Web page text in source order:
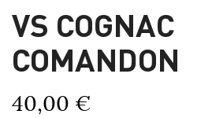
VS COGNAC
COMANDON
40,00 €